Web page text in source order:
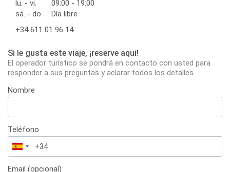
lu. - vi.
09:00 - 19:00
sá. - do.
Día libre
+34 611 01 96 14
Si le gusta este viaje, ¡reserve aqui!
El operador turístico se pondrá en contacto con usted para
responder a sus preguntas y aclarar todos los detalles.
Nombre
Teléfono
España
+34
Email (opcional)